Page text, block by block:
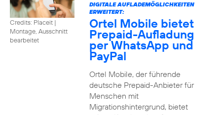
Credits: Placeit |
Montage, Ausschnitt
bearbeitet
DIGITALE AUFLADEMÖGLICHKEITEN
ERWEITERT:
Ortel Mobile bietet
Prepaid-Aufladung
per WhatsApp und
PayPal
Ortel Mobile, der führende
deutsche Prepaid-Anbieter für
Menschen mit
Migrationshintergrund, bietet